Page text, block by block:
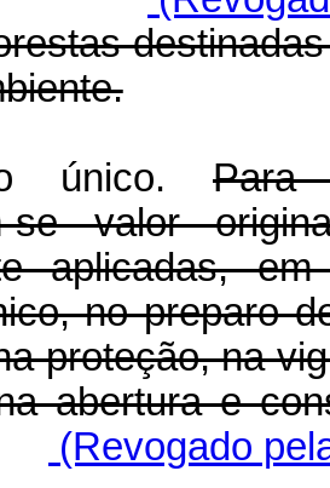
único. Para
se valor
aplicadas,
no preparo
proteção, na
abertura e
(Revogado